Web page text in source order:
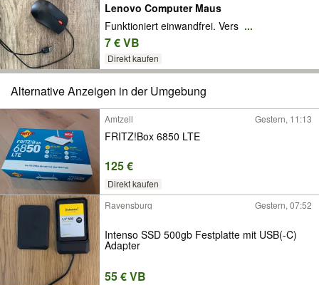
Lenovo Computer Maus
Funktioniert einwandfrei. Vers ...
7 € VB
Direkt kaufen
Alternative Anzeigen in der Umgebung
Amtzell Gestern, 11:13
FRITZ!Box 6850 LTE
125 €
Direkt kaufen
Ravensburg
Gestern, 07:52
Intenso SSD 500gb Festplatte mit USB(-C)
Adapter
55 € VB